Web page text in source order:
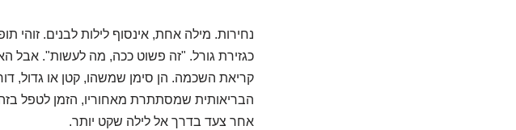
נחירות. מילה אחת, אינסוף לילות לבנים. זוהי
כגזירת גורל. "זה פשוט ככה, מה לעשות". אבל
קריאת השכמה. הן סימן שמשהו, קטן או גדול,
הבריאותית שמסתתרת מאחוריו, הזמן לטפל
אחר צעד בדרך אל לילה שקט יותר.